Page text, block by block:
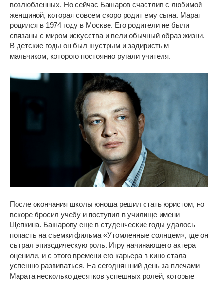
возлюбленных. Но сейчас Башаров счастлив с любимой
женщиной, которая совсем скоро родит ему сына. Марат
родился в 1974 году в Москве. Его родители не были
связаны с миром искусства и вели обычный образ жизни.
В детские годы он был шустрым и задиристым
мальчиком, которого постоянно ругали учителя.
После окончания школы юноша решил стать юристом, но
вскоре бросил учебу и поступил в училище имени
Щепкина. Башарову еще в студенческие годы удалось
попасть на съемки фильма «Утомленные солнцем», где он
сыграл эпизодическую роль. Игру начинающего актера
оценили, и с этого времени его карьера в кино стала
успешно развиваться. На сегодняшний день за плечами
Марата несколько десятков успешных ролей, которые